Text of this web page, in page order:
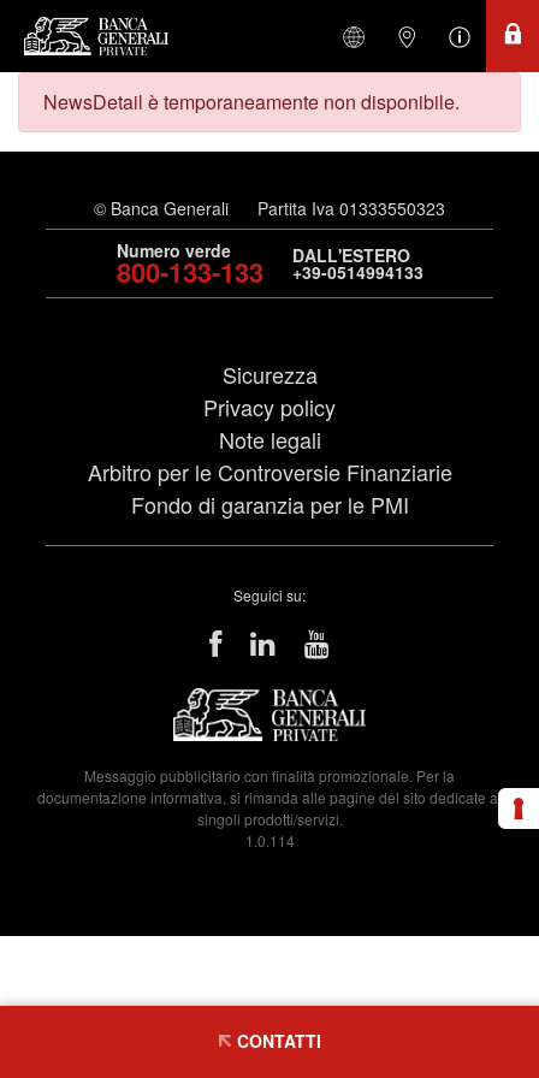
NewsDetail è temporaneamente non disponibile.
© Banca Generali
Partita Iva 01333550323
Numero verde
800-133-133 DALL'ESTERO
+39-0514994133
Sicurezza
Privacy policy
Note legali
Arbitro per le Controversie Finanziarie
Fondo di garanzia per le PMI
Seguici su:
Messaggio pubblicitario con finalità promozionale. Per la
documentazione informativa, si rimanda alle pagine del sito dedicate ai
singoli prodotti/servizi.
1.0.114
CONTATTI